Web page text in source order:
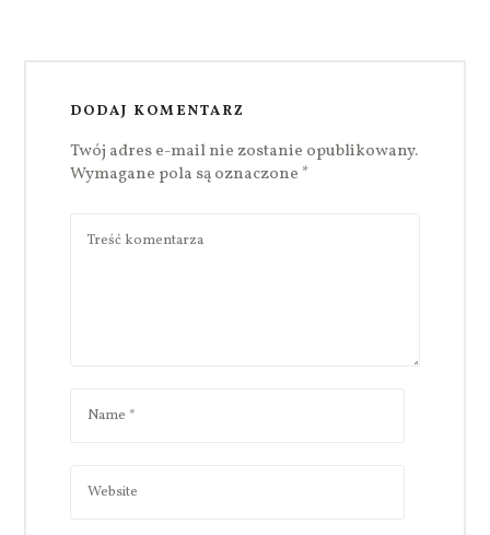
DODAJ KOMENTARZ
Twój adres e-mail nie zostanie opublikowany.
Wymagane pola są oznaczone *